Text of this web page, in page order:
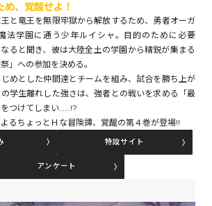
コミックパルフェ
め、覚醒せよ！
と竜王を無限牢獄から解放するため、勇者オーガ
法学園に通う少年ルイシャ。目的のために必要
ると聞き、彼は大陸全土の学園から精鋭が集まる
」への参加を決める。
めとした仲間達とチームを組み、試合を勝ち上が
学生離れした強さは、強者との戦いを求める「最
つけてしまい……!?
るちょっとＨな冒険譚、覚醒の第４巻が登場!!
特設サイト
アンケート